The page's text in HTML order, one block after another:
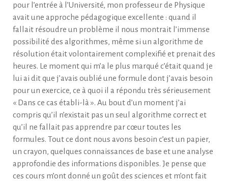
pour l’entrée à l’Université, mon professeur de Physique
avait une approche pédagogique excellente : quand il
fallait résoudre un problème il nous montrait l’immense
possibilité des algorithmes, même si un algorithme de
résolution était volontairement complexifié et prenait des
heures. Le moment qui m’a le plus marqué c’était quand je
lui ai dit que j’avais oublié une formule dont j’avais besoin
pour un exercice, ce à quoi il a répondu très sérieusement
« Dans ce cas établi-là ». Au bout d’un moment j’ai
compris qu’il n’existait pas un seul algorithme correct et
qu’il ne fallait pas apprendre par cœur toutes les
formules. Tout ce dont nous avons besoin c’est un papier,
un crayon, quelques connaissances de base et une analyse
approfondie des informations disponibles. Je pense que
ces cours m’ont donné un goût des sciences et m’ont fait